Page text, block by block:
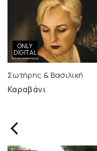
ONLY
DIGITAL
Σωτήρης & Βασιλική
Καραβάνι